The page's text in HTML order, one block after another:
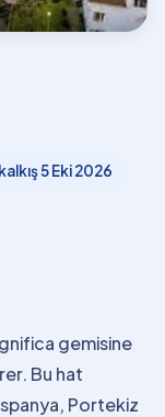
5 Eki 2026
gemisine
Bu hat
Portekiz